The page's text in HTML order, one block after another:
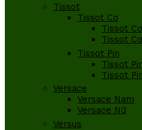
Tissot
Tissot Cơ
Tissot
Tissot
Tissot Pin
Tissot
Tissot
Versace
Versace Nam
Versace Nữ
Versus